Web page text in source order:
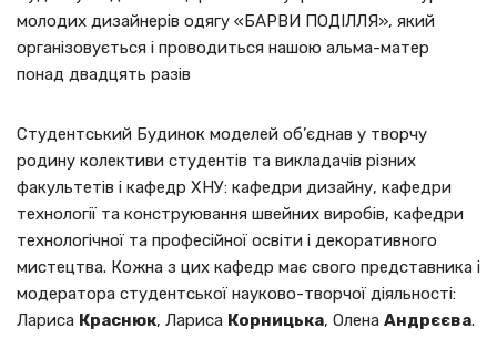
молодих дизайнерів одягу «БАРВИ ПОДІЛЛЯ», який
організовується і проводиться нашою альма-матер
понад двадцять разів
Студентський Будинок моделей об’єднав у творчу
родину колективи студентів та викладачів різних
факультетів і кафедр ХНУ: кафедри дизайну, кафедри
технології та конструювання швейних виробів, кафедри
технологічної та професійної освіти і декоративного
мистецтва. Кожна з цих кафедр має свого представника і
модератора студентської науково-творчої діяльності:
Лариса Краснюк, Лариса Корницька, Олена Андрєєва.